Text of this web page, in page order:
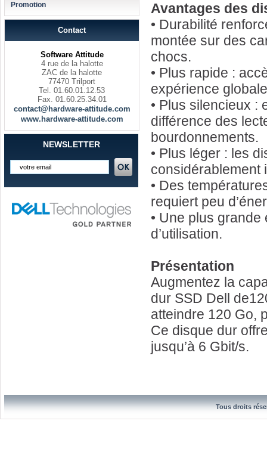
Promotion
Contact
Software Attitude
4 rue de la halotte
ZAC de la halotte
77470 Trilport
Tel. 01.60.01.12.53
Fax. 01.60.25.34.01
contact@hardware-attitude.com
www.hardware-attitude.com
NEWSLETTER
Avantages des
• Durabilité
montée sur des
chocs.
• Plus rapide :
expérience
• Plus silencieux :
différence des
bourdonnements.
• Plus léger : les
considérablement
• Des
requiert peu
• Une plus
d’utilisation.
Présentation
Augmentez la
dur SSD Dell
atteindre 120 Go,
Ce disque dur
jusqu’à 6 Gbit/s.
Tous droits